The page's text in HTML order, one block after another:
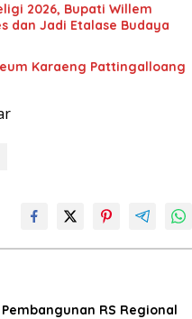
2026, Bupati Willem
dan Jadi Etalase Budaya
Karaeng Pattingalloang
Pembangunan RS Regional